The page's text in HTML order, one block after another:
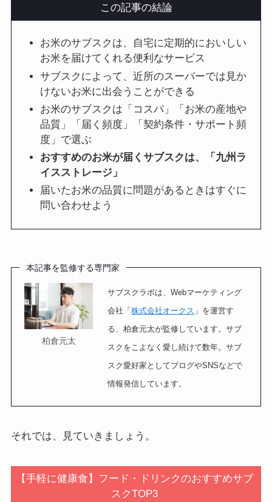
この記事の結論
お米のサブスクは、自宅に定期的においしい
お米を届けてくれる便利なサービス
サブスクによって、近所のスーパーでは見か
けないお米に出会うことができる
お米のサブスクは「コスパ」「お米の産地や
品質」「届く頻度」「契約条件・サポート頻
度」で選ぶ
おすすめのお米が届くサブスクは、「九州ラ
イスストレージ」
届いたお米の品質に問題があるときはすぐに
問い合わせよう
本記事を監修する専門家
柏倉元太
サブスクラボは、Webマーケティング
会社「株式会社オークス 」を運営す
る、柏倉元太が監修しています。サブ
スクをこよなく愛し続けて数年。サブ
スク愛好家としてブログやSNSなどで
情報発信しています。
それでは、見ていきましょう。
【手軽に健康食】フード・ドリンクのおすすめサブ
スクTOP3